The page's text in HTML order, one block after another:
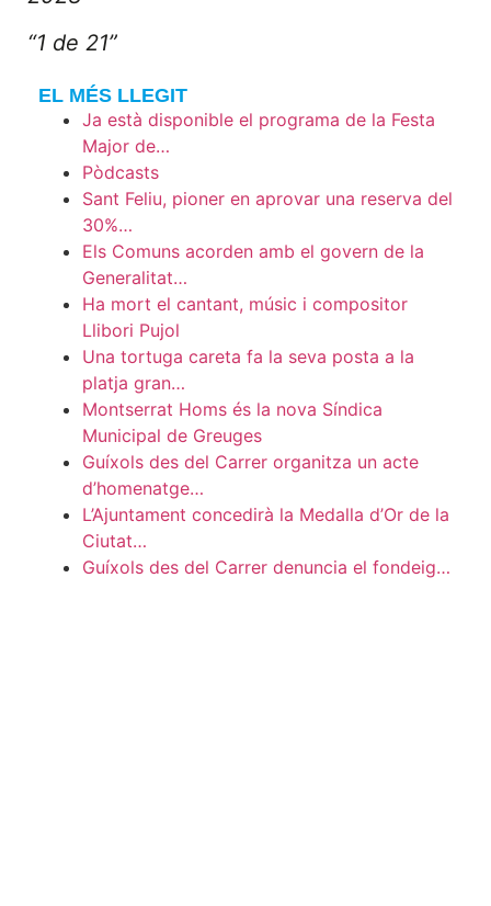
“1 de 21”
EL MÉS LLEGIT
Ja està disponible el programa de la Festa
Major de…
Pòdcasts
Sant Feliu, pioner en aprovar una reserva del
30%…
Els Comuns acorden amb el govern de la
Generalitat…
Ha mort el cantant, músic i compositor
Llibori Pujol
Una tortuga careta fa la seva posta a la
platja gran…
Montserrat Homs és la nova Síndica
Municipal de Greuges
Guíxols des del Carrer organitza un acte
d’homenatge…
L’Ajuntament concedirà la Medalla d’Or de la
Ciutat…
Guíxols des del Carrer denuncia el fondeig…